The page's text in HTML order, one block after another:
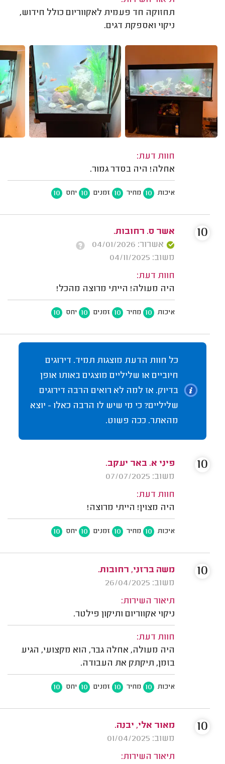
תחזוקה חד פעמית לאקווריום כולל חידוש,
ניקוי ואספקת דגים.
חוות דעת:
אחלה! היה בסדר גמור.
איכות 10 מחיר 10 זמנים 10 יחס 10
אשר ס. רחובות.
אשרור: 04/01/2026
משוב: 04/11/2025
חוות דעת:
היה מעולה! הייתי מרוצה מהכל!
איכות 10 מחיר 10 זמנים 10 יחס 10
10
כל חוות הדעת מוצגות תמיד. דירוגים
חיוביים או שליליים מוצגים באותו אופן
בדיוק. אז למה לא רואים הרבה דירוגים
שליליים? כי מי שיש לו הרבה כאלו - יוצא
מהאתר. ככה פשוט.
פיני א. באר יעקב.
משוב: 07/07/2025
חוות דעת:
היה מצוין! הייתי מרוצה!
איכות 10 מחיר 10 זמנים 10 יחס 10
10
משה ברזני, רחובות.
משוב: 26/04/2025
תיאור השירות:
ניקוי אקווריום ותיקון פילטר.
חוות דעת:
היה מעולה, אחלה גבר, הוא מקצועי, הגיע
בזמן, תיקתק את העבודה.
איכות 10 מחיר 10 זמנים 10 יחס 10
10
מאור אלי, יבנה.
משוב: 01/04/2025
תיאור השירות:
10